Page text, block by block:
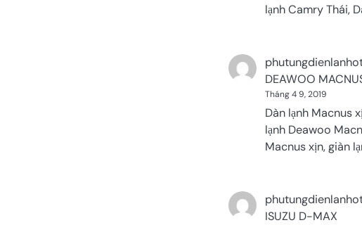
lạnh Camry Thái,
DEAWOO
Tháng 4 9, 2019
Dàn lạnh Macnus
lạnh Deawoo
Macnus xịn, giàn
ISUZU D-MAX